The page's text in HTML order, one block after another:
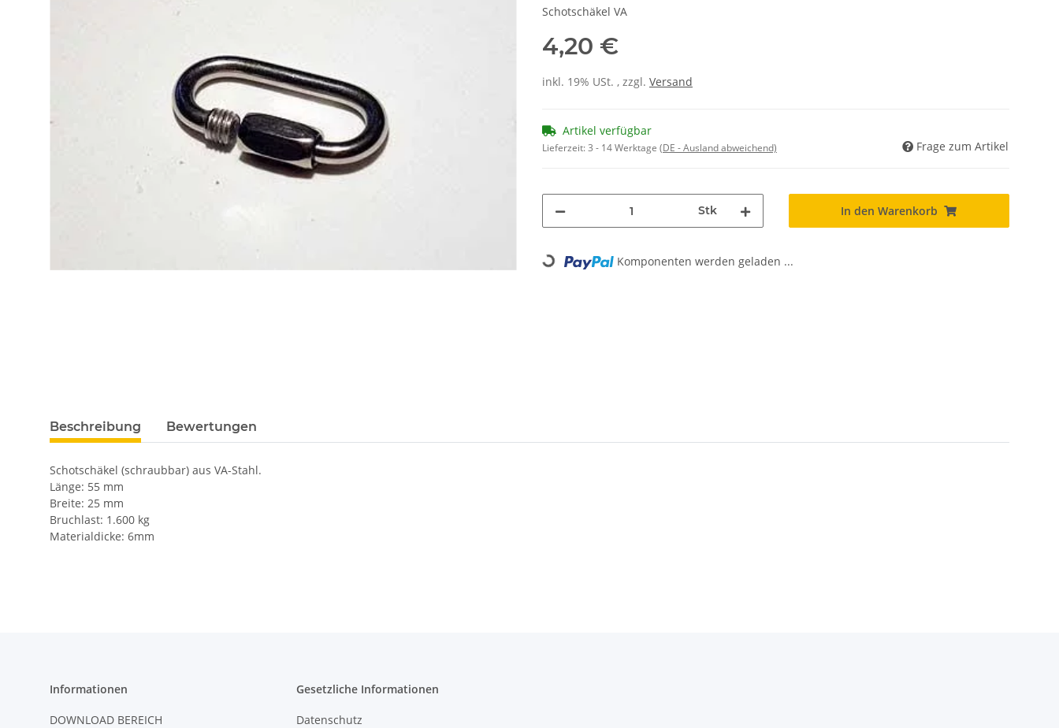
Schotschäkel VA
4,20 €
inkl. 19% USt. , zzgl. Versand
Artikel verfügbar
Lieferzeit:3 - 14 Werktage (DE - Ausland abweichend) Frage zum Artikel
Stk In den Warenkorb
Loading... Komponenten werden geladen ...
Beschreibung Bewertungen
Schotschäkel (schraubbar) aus VA-Stahl.
Länge: 55 mm
Breite: 25 mm
Bruchlast: 1.600 kg
Materialdicke: 6mm
Informationen
DOWNLOAD BEREICH
Gesetzliche Informationen
Datenschutz